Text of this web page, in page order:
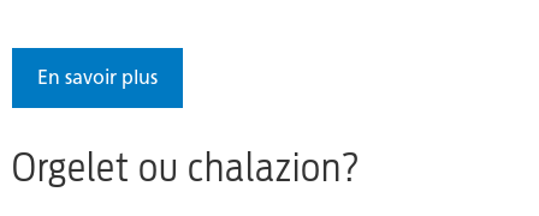
En savoir plus
Orgelet ou chalazion?